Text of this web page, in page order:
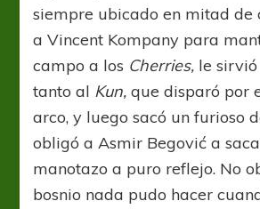
siempre ubicado en mitad de
a Vincent Kompany para
campo a los Cherries, le
tanto al Kun,que disparó por
arco, y luego sacó un furioso
obligó a Asmir Begović a
manotazo a puro reflejo. No
bosnio nada pudo hacer